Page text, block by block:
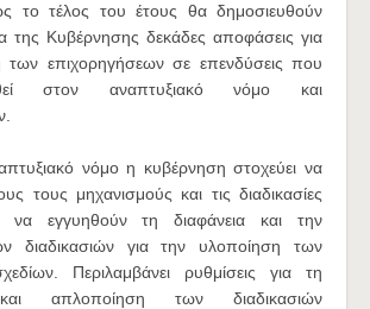
το τέλος του έτους θα δημοσιευθούν
της Κυβέρνησης δεκάδες αποφάσεις για
των επιχορηγήσεων σε επενδύσεις που
στον αναπτυξιακό νόμο και
νόμο η κυβέρνηση στοχεύει να
τους μηχανισμούς και τις διαδικασίες
εγγυηθούν τη διαφάνεια και την
διαδικασιών για την υλοποίηση των
Περιλαμβάνει ρυθμίσεις για τη
απλοποίηση των διαδικασιών